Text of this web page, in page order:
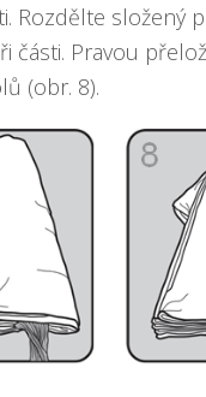
Rozdělte složený
části. Pravou
(obr. 8).